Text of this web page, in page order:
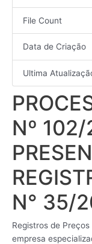
File Count
Data de Criação
Ultima
Nº 102/
N° 35/
Registros de
empresa